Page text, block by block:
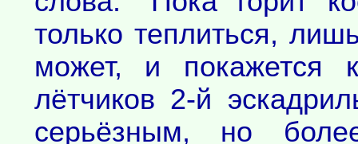
только теплиться,
может, и покажется
лётчиков 2-й
серьёзным, но